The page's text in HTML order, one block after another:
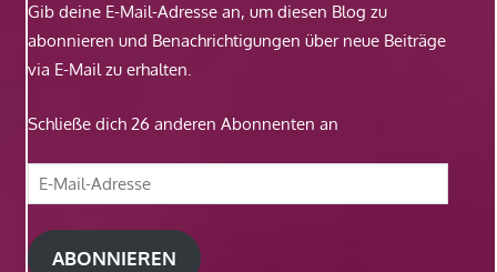
Gib deine E-Mail-Adresse an, um diesen Blog zu
abonnieren und Benachrichtigungen über neue Beiträge
via E-Mail zu erhalten.
Schließe dich 26 anderen Abonnenten an
E-
Mail-
Adresse
ABONNIEREN